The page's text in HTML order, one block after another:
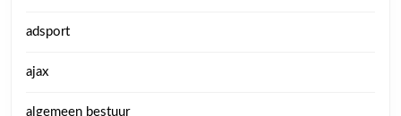
adsport
ajax
algemeen bestuur